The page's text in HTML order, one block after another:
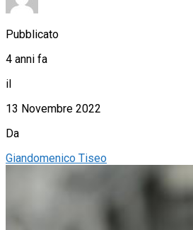
Pubblicato
4 anni fa
il
13 Novembre 2022
Da
Giandomenico Tiseo